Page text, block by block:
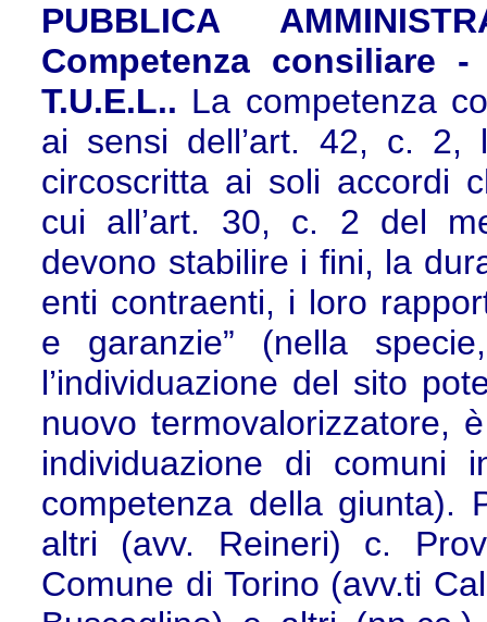
PUBBLICA
Competenza consiliare
T.U.E.L.. La competenza
ai sensi dell’art. 42, c.
circoscritta ai soli accordi
cui all’art. 30, c. 2 del
devono stabilire i fini, la
enti contraenti, i loro
e garanzie” (nella
l’individuazione del sito
nuovo termovalorizzatore,
individuazione di comuni
competenza della giunta).
altri (avv. Reineri) c.
Comune di Torino (avv.ti